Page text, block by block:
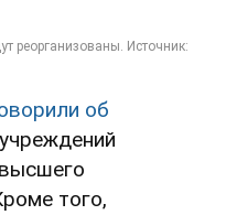
об
того,